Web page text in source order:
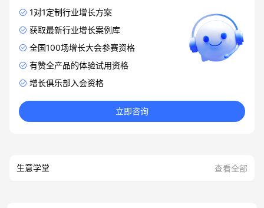
1对1定制行业增长方案
获取最新行业增长案例库
全国100场增长大会参赛资格
有赞全产品的体验试用资格
增长俱乐部入会资格
立即咨询
生意学堂 查看全部